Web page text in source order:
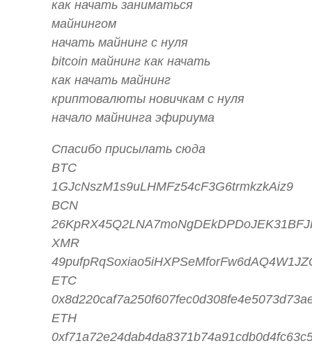
как начать заниматься
майнингом
начать майнинг с нуля
bitcoin майнинг как начать
как начать майнинг
криптовалюты новичкам с нуля
начало майнинга эфириума
Спасибо присылать сюда
BTC
1GJcNszM1s9uLHMFz54cF3G6trmkzkAiz9
BCN
XMR
ETC
ETH